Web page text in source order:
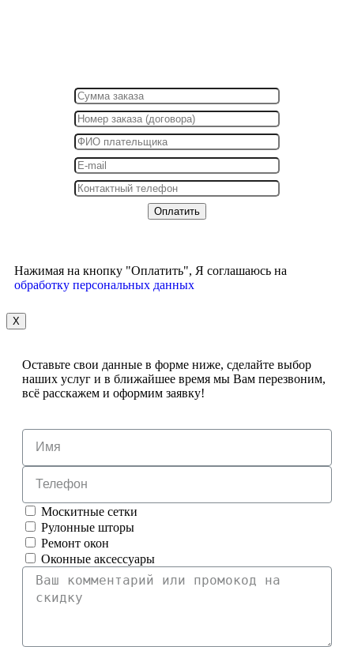
Нажимая на кнопку "Оплатить", Я соглашаюсь на
обработку персональных данных
X
Оставьте свои данные в форме ниже, сделайте выбор
наших услуг и в ближайшее время мы Вам перезвоним,
всё расскажем и оформим заявку!
Москитные сетки
Рулонные шторы
Ремонт окон
Оконные аксессуары